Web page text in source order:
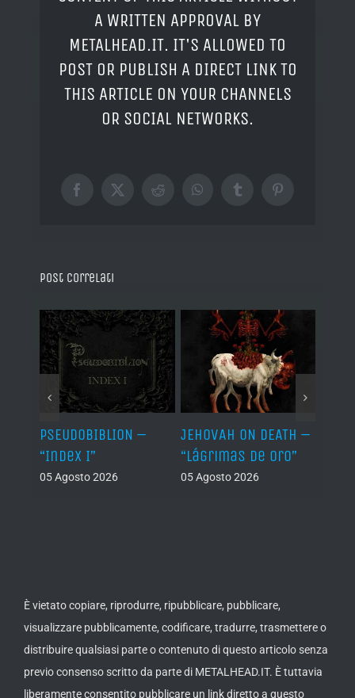
A WRITTEN APPROVAL BY
METALHEAD.IT. IT'S ALLOWED TO
POST OR PUBLISH A DIRECT LINK TO
THIS ARTICLE ON YOUR CHANNELS
OR SOCIAL NETWORKS.
Facebook
X RedditWhatsAppTumblrPinterest
Post correlati
PSEUDOBIBLION –
“Index I”
05 Agosto 2026
JEHOVAH ON DEATH –
“Lágrimas de Oro”
05 Agosto 2026
È vietato copiare, riprodurre, ripubblicare, pubblicare,
visualizzare pubblicamente, codificare, tradurre, trasmettere o
distribuire qualsiasi parte o contenuto di questo articolo senza
previo consenso scritto da parte di METALHEAD.IT. È tuttavia
liberamente consentito pubblicare un link diretto a questo